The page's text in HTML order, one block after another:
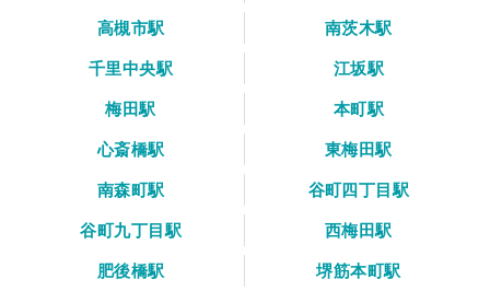
高槻市駅
南茨木駅
千里中央駅
江坂駅
梅田駅
本町駅
心斎橋駅
東梅田駅
南森町駅
谷町四丁目駅
谷町九丁目駅
西梅田駅
肥後橋駅
堺筋本町駅